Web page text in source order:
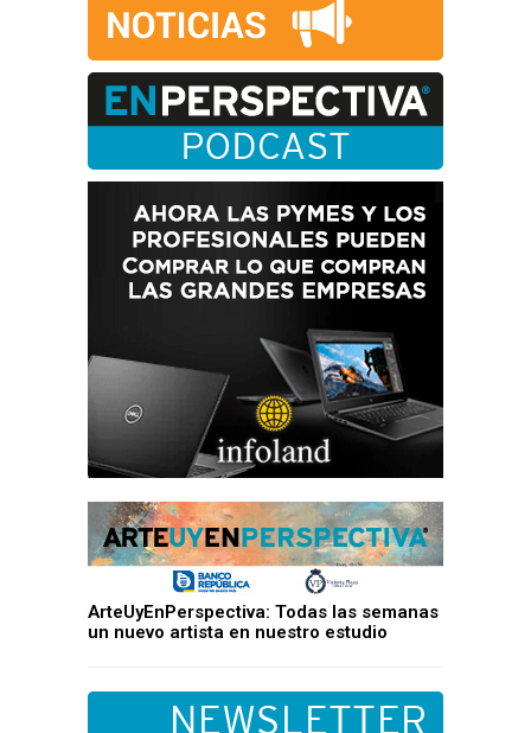
ArteUyEnPerspectiva: Todas las semanas
un nuevo artista en nuestro estudio